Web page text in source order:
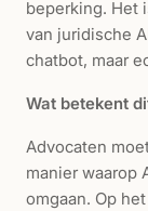
beperking. Het
van juridische
chatbot, maar
Wat betekent
Advocaten
manier waarop
omgaan. Op